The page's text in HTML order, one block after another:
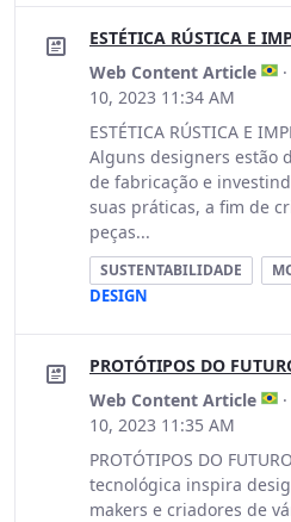
ESTÉTICA RÚSTICA E
Web Content Article
10, 2023 11:34 AM
ESTÉTICA RÚSTICA E
Alguns designers estão
de fabricação e
suas práticas, a fim de
peças...
SUSTENTABILIDADE
DESIGN
PROTÓTIPOS DO
Web Content Article
10, 2023 11:35 AM
PROTÓTIPOS DO
tecnológica inspira
makers e criadores de